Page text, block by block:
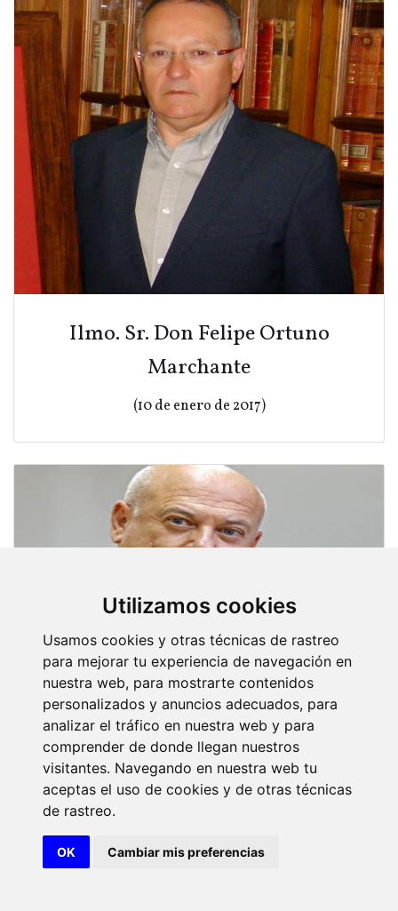
Utilizamos cookies
Usamos cookies y otras técnicas de rastreo
para mejorar tu experiencia de navegación en
nuestra web, para mostrarte contenidos
personalizados y anuncios adecuados, para
analizar el tráfico en nuestra web y para
comprender de donde llegan nuestros
visitantes. Navegando en nuestra web tu
aceptas el uso de cookies y de otras técnicas
de rastreo.
OK Cambiar mis preferencias
Ilmo. Sr. Don Felipe Ortuno
Marchante
(10 de enero de 2017)
Ilmo. Sr. Don Bernardo Palomo